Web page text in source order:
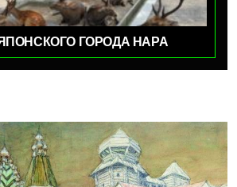
ГОРОДА НАРА